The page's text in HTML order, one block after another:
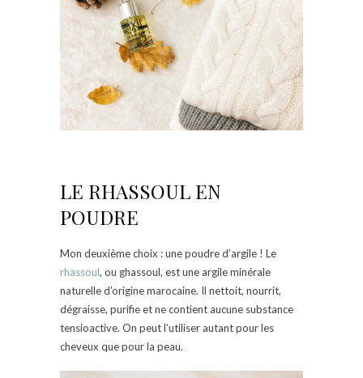
LE RHASSOUL EN
POUDRE
Mon deuxième choix : une poudre d’argile ! Le
rhassoul, ou ghassoul, est une argile minérale
naturelle d’origine marocaine. Il nettoit, nourrit,
dégraisse, purifie etne contient aucune substance
tensioactive. On peut l’utiliser autant pour les
cheveux que pour la peau.